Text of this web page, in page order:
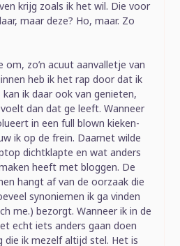
krijg zoals ik het wil. Die voor
maar deze? Ho, maar. Zo
om, zo’n acuut aanvalletje van
heb ik het rap door dat ik
ik daar ook van genieten,
dan dat ge leeft. Wanneer
in een full blown kieken-
ik op de frein. Daarnet wilde
dichtklapte en wat anders
heeft met bloggen. De
hangt af van de oorzaak die
synoniemen ik ga vinden
me.) bezorgt. Wanneer ik in de
echt iets anders gaan doen
die ik mezelf altijd stel. Het is